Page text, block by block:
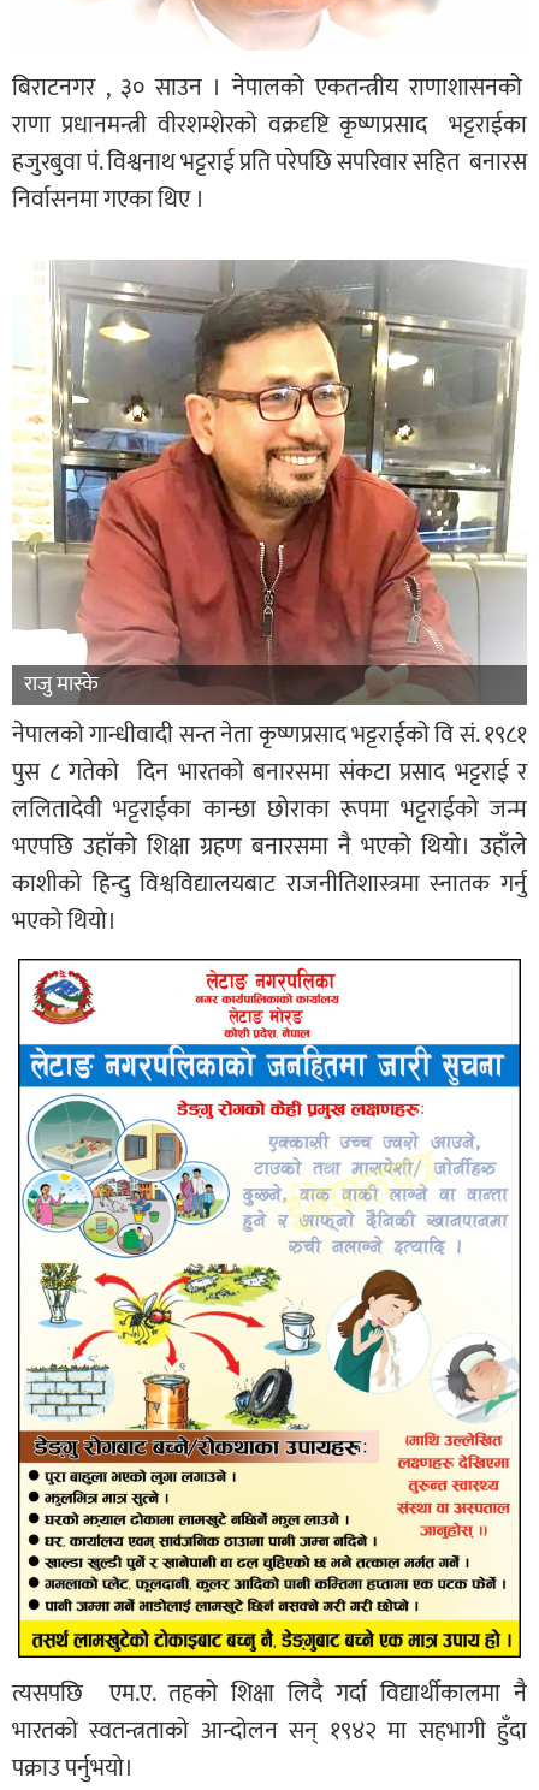
बिराटनगर , ३० साउन । नेपालको एकतन्त्रीय राणाशासनको
राणा प्रधानमन्त्री वीरशम्शेरको वक्रदृष्टि कृष्णप्रसाद भट्टराईका
हजुरबुवा पं. विश्वनाथ भट्टराई प्रति परेपछि सपरिवार सहित बनारस
निर्वासनमा गएका थिए ।
राजु मास्के
नेपालको गान्धीवादी सन्त नेता कृष्णप्रसाद भट्टराईको वि सं. १९८१
पुस ८ गतेको दिन भारतको बनारसमा संकटा प्रसाद भट्टराई र
ललितादेवी भट्टराईका कान्छा छोराका रूपमा भट्टराईको जन्म
भएपछि उहाॅको शिक्षा ग्रहण बनारसमा नै भएको थियो। उहाँले
काशीको हिन्दु विश्वविद्यालयबाट राजनीतिशास्त्रमा स्नातक गर्नु
भएको थियो।
त्यसपछि एम.ए. तहको शिक्षा लिदै गर्दा विद्यार्थीकालमा नै
भारतको स्वतन्त्रताको आन्दोलन सन् १९४२ मा सहभागी हुँदा
पक्राउ पर्नुभयो।